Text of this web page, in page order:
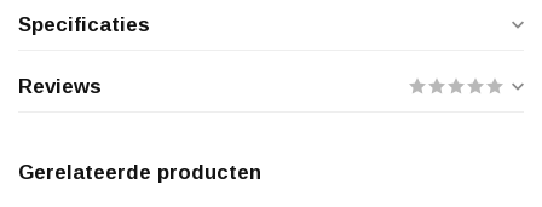
Specificaties
Reviews
Gerelateerde producten